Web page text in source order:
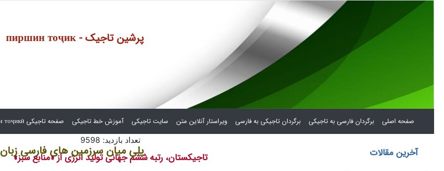
пиршин тоҷик - پرشین تاجیک
پلی میان سرزمین های فارسی زبان
صفحه اصلی
(current) برگردان فارسی به تاجیکی برگردان تاجیکی به فارسی ویراستار آنلاین متن سایت تاجیکی آموزش خط تاجیکی صفحه تاجیکی сафҳаи тоҷикӣ
تعداد بازدید: 9598
تاجیکستان، رتبه ششم جهانی تولید انرژی از «منابع سبز» آخرین مقالات